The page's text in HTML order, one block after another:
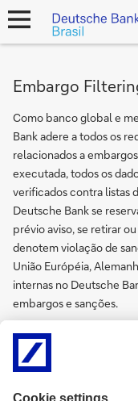
open
navigation
Embargo
Como banco global e
Bank adere a todos os
relacionados a
executada, todos os
verificados contra listas
Deutsche Bank se
prévio aviso, se retirar
denotem violação de
União Európéia,
internas no Deutsche
embargos e sanções.
31 de Março de 2026